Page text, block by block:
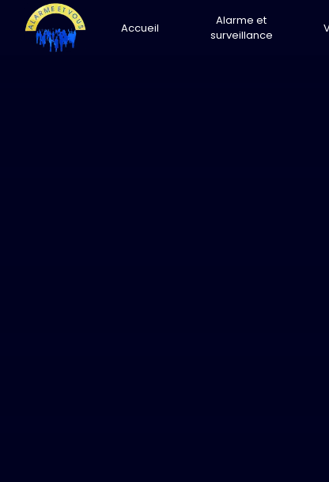
Accueil
Alarme et
surveillance
Panneau de gestion des cookies